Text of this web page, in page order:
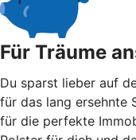
Für Träume
Du sparst lieber auf
für das lang ersehnte
für die perfekte